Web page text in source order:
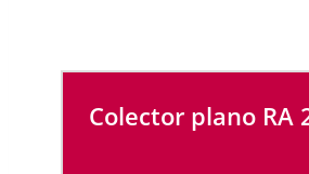
Colector plano RA